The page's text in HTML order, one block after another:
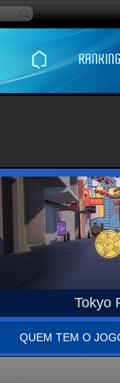
Tokyo
QUEM TEM O